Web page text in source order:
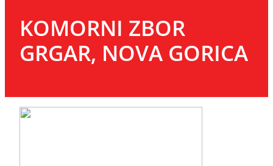
KOMORNI ZBOR
GRGAR, NOVA GORICA